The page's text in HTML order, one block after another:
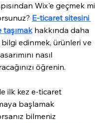
Wix'e geçmek mi
E-ticaret sitesini
taşımak hakkında daha
edinmek, ürünleri ve
nasıl
öğrenin.
ilk kez e-ticaret
başlamak
bilmeniz